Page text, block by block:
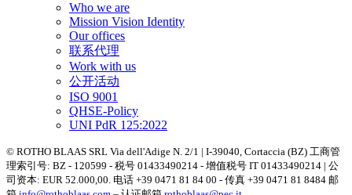
Who we are
Mission Vision Identity
Our offices
联系代理
Work with us
公开活动
ISO 9001
QHSE-Policy
UNI PdR 125:2022
© ROTHO BLAAS SRL Via dell'Adige N. 2/1 | I-39040, Cortaccia (BZ) 工商管
理索引号: BZ - 120599 - 税号 01433490214 - 增值税号 IT 01433490214 | 公
司资本: EUR 52.000,00. 电话 +39 0471 81 84 00 - 传真 +39 0471 81 8484 邮